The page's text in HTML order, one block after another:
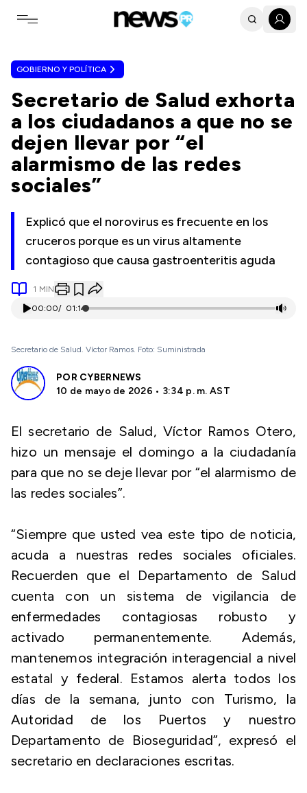
Toggle navigation menu
GOBIERNO Y POLÍTICA
Secretario de Salud exhorta
a los ciudadanos a que no se
dejen llevar por “el
alarmismo de las redes
sociales”
Explicó que el norovirus es frecuente en los
cruceros porque es un virus altamente
contagioso que causa gastroenteritis aguda
1 MIN
00:00/ 01:14
Secretario de Salud. Víctor Ramos. Foto: Suministrada
POR CYBERNEWS
10 de mayo de 2026 • 3:34 p. m. AST
El secretario de Salud, Víctor Ramos Otero,
hizo un mensaje el domingo a la ciudadanía
para que no se deje llevar por “el alarmismo de
las redes sociales”.
“Siempre que usted vea este tipo de noticia,
acuda a nuestras redes sociales oficiales.
Recuerden que el Departamento de Salud
cuenta con un sistema de vigilancia de
enfermedades contagiosas robusto y
activado permanentemente. Además,
mantenemos integración interagencial a nivel
estatal y federal. Estamos alerta todos los
días de la semana, junto con Turismo, la
Autoridad de los Puertos y nuestro
Departamento de Bioseguridad”, expresó el
secretario en declaraciones escritas.